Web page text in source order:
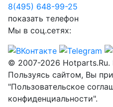
8(495) 648-99-25
показать телефон
Мы в соц.сетях:
© 2007-2026
Пользуясь сайтом, Вы
"Пользовательское
конфиденциальности".